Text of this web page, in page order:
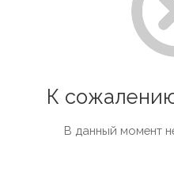
К
В данный момент